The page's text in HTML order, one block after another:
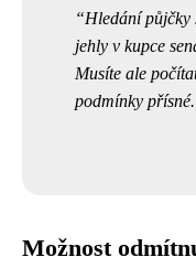
Hledání půjčky
jehly v kupce
Musíte ale
podmínky přísné.
Možnost